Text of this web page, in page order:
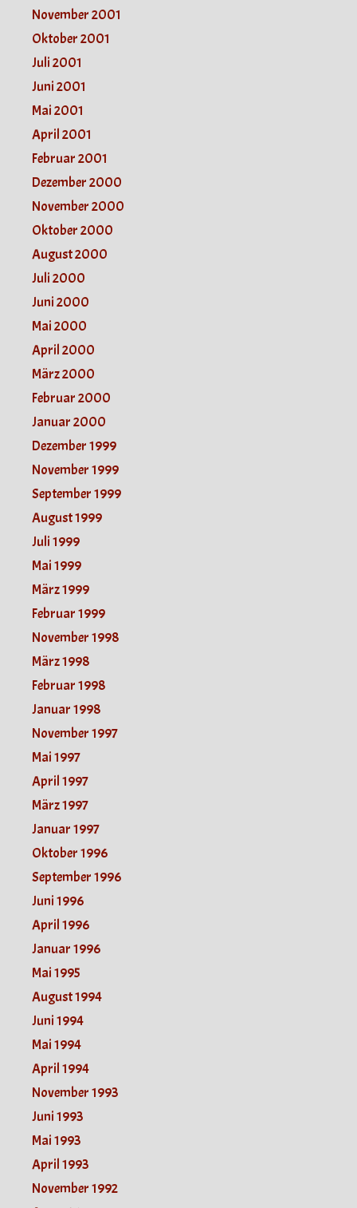
November 2001
Oktober 2001
Juli 2001
Juni 2001
Mai 2001
April 2001
Februar 2001
Dezember 2000
November 2000
Oktober 2000
August 2000
Juli 2000
Juni 2000
Mai 2000
April 2000
März 2000
Februar 2000
Januar 2000
Dezember 1999
November 1999
September 1999
August 1999
Juli 1999
Mai 1999
März 1999
Februar 1999
November 1998
März 1998
Februar 1998
Januar 1998
November 1997
Mai 1997
April 1997
März 1997
Januar 1997
Oktober 1996
September 1996
Juni 1996
April 1996
Januar 1996
Mai 1995
August 1994
Juni 1994
Mai 1994
April 1994
November 1993
Juni 1993
Mai 1993
April 1993
November 1992